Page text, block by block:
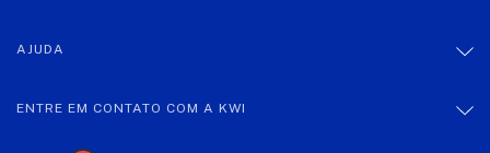
AJUDA
ENTRE EM CONTATO COM A KWI